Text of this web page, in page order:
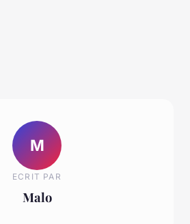
M
ECRIT PAR
Malo